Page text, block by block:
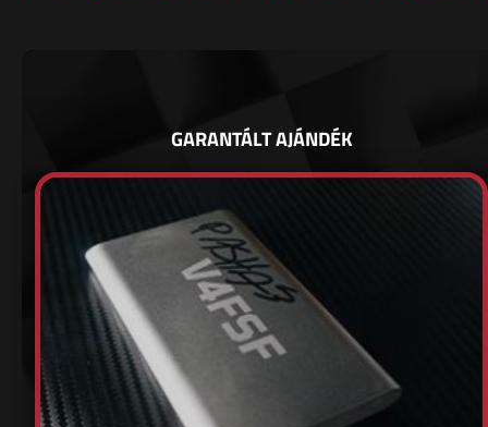
GARANTÁLT AJÁNDÉK